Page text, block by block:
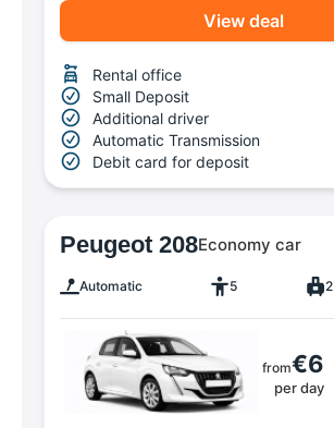
View deal
Rental office
Small Deposit
Additional driver
Automatic Transmission
Debit card for deposit
Peugeot 208Economy car
Automatic 5 2
from€6
per day